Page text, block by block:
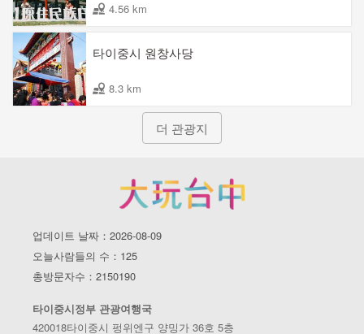
4.56 km
타이중시 원창사당
8.3 km
더 관광지
업데이트 날짜：2026-08-09
오늘사람들의 수：125
총방문자수：2150190
타이중시정부 관광여행국
420018타이중시 펑위엔구 양밍가 36호 5층